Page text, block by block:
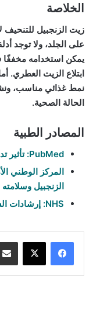
الخلاصة
زيت الزنجبيل للتنحيف
على الجلد، ولا توجد
يمكن استخدامه مخففًا
ابتلاع الزيت العطري.
نمط غذائي مناسب،
الحالة الصحية.
المصادر الطبية
PubMed: تأثير تدخلات الزنجبيل في الوزن وتركيب الجسم
المركز الوطني
الزنجبيل وسلامته
NHS: إرشادات السلامة عند استخدام الزيوت العطرية